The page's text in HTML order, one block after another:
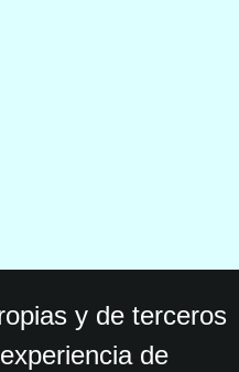
y de terceros
de